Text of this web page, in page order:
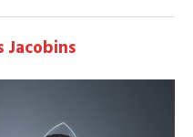
Jacobins